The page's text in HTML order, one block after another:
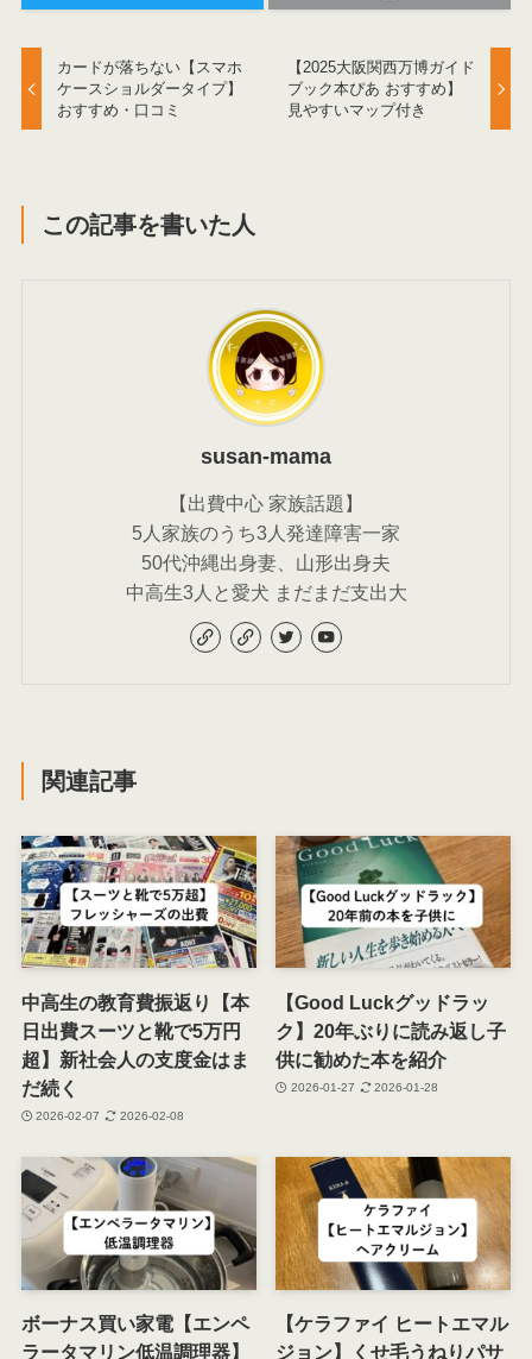
カードが落ちない【スマホ
ケースショルダータイプ】
おすすめ・口コミ
【2025大阪関西万博ガイド
ブック本ぴあ おすすめ】
見やすいマップ付き
この記事を書いた人
susan-mama
【出費中心 家族話題】
5人家族のうち3人発達障害一家
50代沖縄出身妻、山形出身夫
中高生3人と愛犬 まだまだ支出大
関連記事
中高生の教育費振返り【本
日出費スーツと靴で5万円
超】新社会人の支度金はま
だ続く
2026-02-07 2026-02-08
【Good Luckグッドラッ
ク】20年ぶりに読み返し子
供に勧めた本を紹介
2026-01-27 2026-01-28
ボーナス買い家電【エンペ
ラータマリン低温調理器】
【ケラファイ ヒートエマル
ジョン】くせ毛うねりパサ